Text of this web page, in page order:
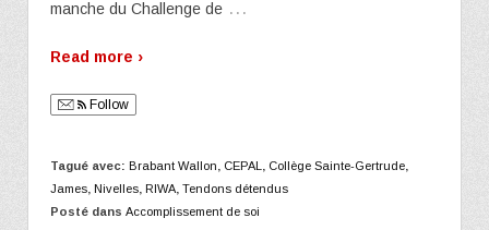
manche du Challenge de …
Read more ›
Follow
Tagué avec: Brabant Wallon CEPAL Collège Sainte-Gertrude
James Nivelles RIWA Tendons détendus
Posté dans Accomplissement de soi